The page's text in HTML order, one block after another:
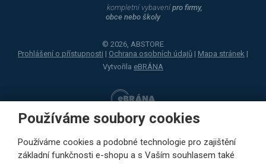
Používáme soubory cookies
Používáme cookies a podobné technologie pro zajištění
základní funkčnosti e-shopu a s Vaším souhlasem také
kompletní vybavenípro firmy,
obce nebo školy
© 2026, ABSTORE
Prohlášení o přístupnosti | Ochrana osobních údajů | Mapa stránek |
Vytvořila eBRÁNA